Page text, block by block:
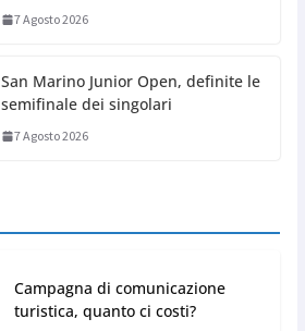
7 Agosto 2026
San Marino Junior Open, definite le
semifinale dei singolari
7 Agosto 2026
Campagna di comunicazione
turistica, quanto ci costi?